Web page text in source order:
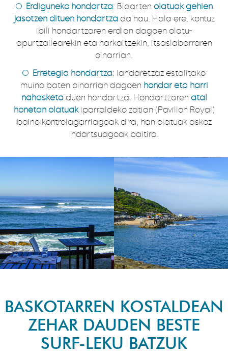
Erdiguneko hondartza: Bidarten olatuak gehien
jasotzen dituen hondartza da hau. Hala ere, kontuz
ibili hondartzaren erdian dagoen olatu-
apurtzailearekin eta harkaitzekin, itsaslabarraren
oinarrian.
Erretegia hondartza: landaretzaz estalitako
muino baten oinarrian dagoen hondar eta harri
nahasketa duen hondartza. Hondartzaren atal
honetan olatuakiparraldeko zatian (Pavillon Royal)
baino kontrolagarriagoak dira, han olatuak askoz
indartsuagoak baitira.
BASKOTARREN KOSTALDEAN
ZEHAR DAUDEN BESTE
SURF-LEKU BATZUK